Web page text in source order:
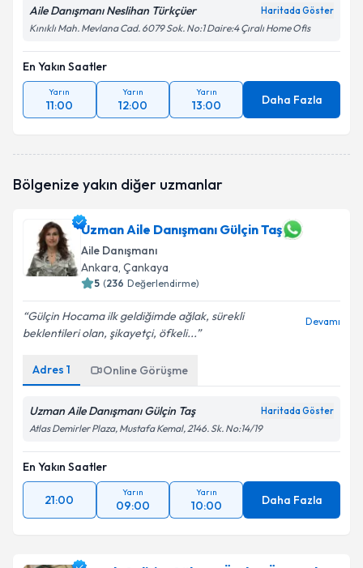
Aile Danışmanı Neslihan Türkçüer Haritada Göster
Kınıklı Mah. Mevlana Cad. 6079 Sok. No:1 Daire:4 Çıralı Home Ofis
En Yakın Saatler
Yarın
11:00
Yarın
12:00
Yarın
13:00 Daha Fazla
Bölgenize yakın diğer uzmanlar
Uzman Aile Danışmanı Gülçin Taş
Aile Danışmanı
Ankara, Çankaya
5 (236 Değerlendirme)
Gülçin Hocama ilk geldiğimde ağlak, sürekli
beklentileri olan, şikayetçi, öfkeli...
Devamı
Adres 1 Online Görüşme
Uzman Aile Danışmanı Gülçin Taş Haritada Göster
Atlas Demirler Plaza, Mustafa Kemal, 2146. Sk. No:14/19
En Yakın Saatler
21:00
Yarın
09:00
Yarın
10:00 Daha Fazla